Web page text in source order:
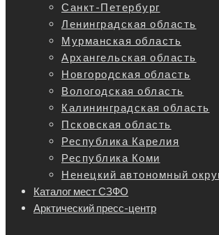
Санкт-Петербург
Ленинградская область
Мурманская область
Архангельская область
Новгородская область
Вологодская область
Калининградская область
Псковская область
Республика Карелия
Республика Коми
Ненецкий автономный
Каталог мест СЗФО
Арктический пресс-центр